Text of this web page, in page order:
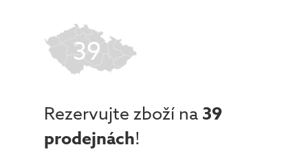
39
Rezervujte zboží na 39
prodejnách!